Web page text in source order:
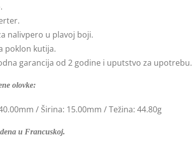
nalivpero u plavoj boji.
poklon kutija.
garancija od 2 godine i uputstvo za upotrebu.
olovke:
/ Širina: 15.00mm / Težina: 44.80g
u Francuskoj.